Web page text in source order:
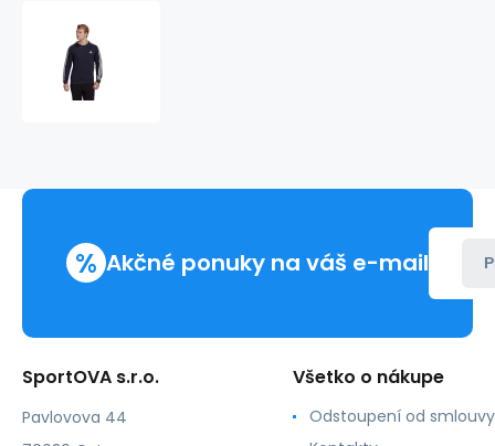
% Akčné ponuky na váš e-mail
SportOVA s.r.o.
Pavlovova 44
Všetko o nákupe
Odstoupení od smlouvy